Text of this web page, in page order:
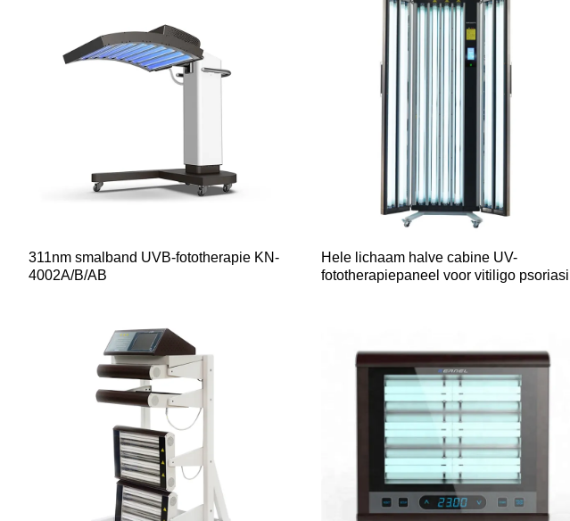
311nm smalband UVB-fototherapie KN-
4002A/B/AB
Hele lichaam halve cabine UV-
fototherapiepaneel voor vitiligo